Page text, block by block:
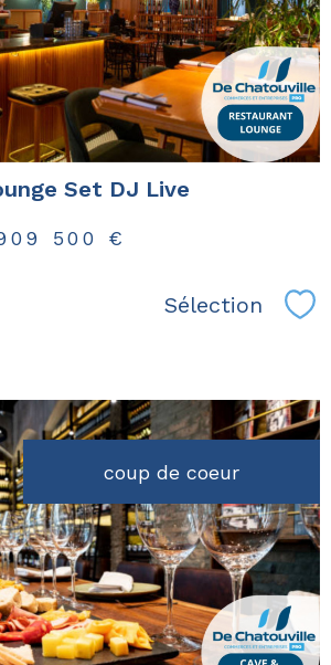
bien
Set DJ Live
500 €
Sélection
coup de coeur
voir le
bien